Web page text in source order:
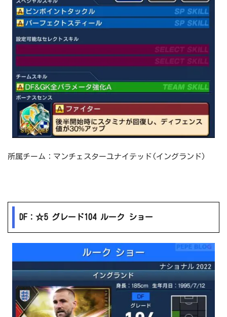
所属チーム：マンチェスターユナイテッド(イングランド)
DF：☆5 グレード104 ルーク ショー